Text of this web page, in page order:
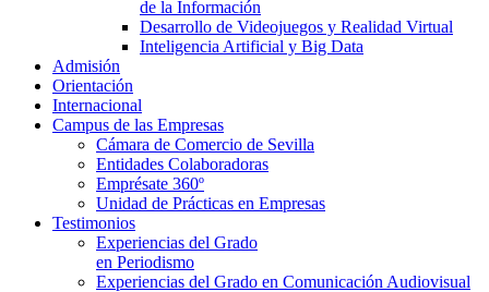
de la Información
Desarrollo de Videojuegos y Realidad Virtual
Inteligencia Artificial y Big Data
Admisión
Orientación
Internacional
Campus de las Empresas
Cámara de Comercio de Sevilla
Entidades Colaboradoras
Emprésate 360º
Unidad de Prácticas en Empresas
Testimonios
Experiencias del Grado
en Periodismo
Experiencias del Grado en Comunicación Audiovisual